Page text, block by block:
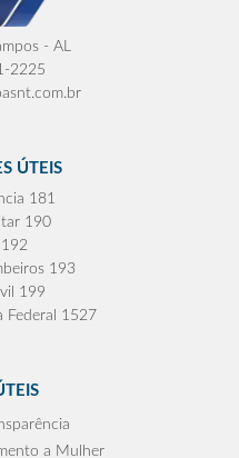
- AL
2225
ÚTEIS
181
190
193
199
Federal 1527
a Mulher